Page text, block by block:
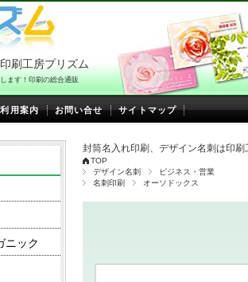
刷工房プリズム
ます！印刷の総合通販
用案内 お問い合せ サイトマップ
封筒名入れ印刷、デザイン名刺は印
TOP
デザイン名刺
ビジネス・営業
名刺印刷
オーソドックス
ニック